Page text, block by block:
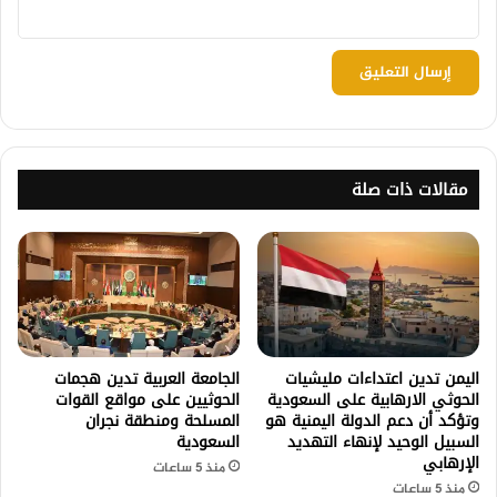
مقالات ذات صلة
اليمن تدين اعتداءات مليشيات
الحوثي الارهابية على السعودية
وتؤكد أن دعم الدولة اليمنية هو
السبيل الوحيد لإنهاء التهديد
الإرهابي
منذ 5 ساعات
الجامعة العربية تدين هجمات
الحوثيين على مواقع القوات
المسلحة ومنطقة نجران
السعودية
منذ 5 ساعات